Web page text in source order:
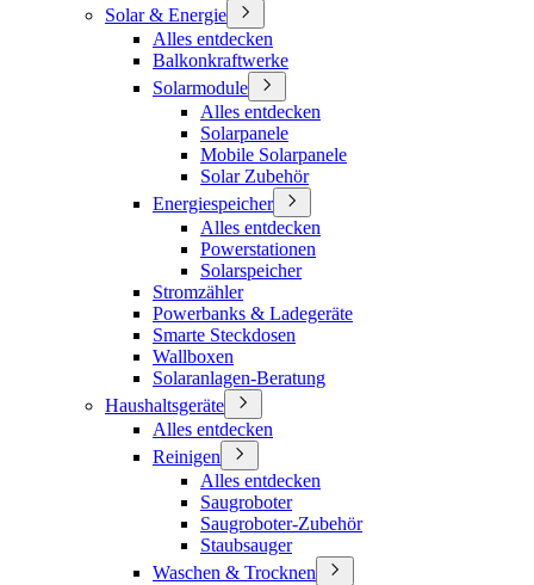
Solar & Energie
Alles entdecken
Balkonkraftwerke
Solarmodule
Alles entdecken
Solarpanele
Mobile Solarpanele
Solar Zubehör
Energiespeicher
Alles entdecken
Powerstationen
Solarspeicher
Stromzähler
Powerbanks & Ladegeräte
Smarte Steckdosen
Wallboxen
Solaranlagen-Beratung
Haushaltsgeräte
Alles entdecken
Reinigen
Alles entdecken
Saugroboter
Saugroboter-Zubehör
Staubsauger
Waschen & Trocknen